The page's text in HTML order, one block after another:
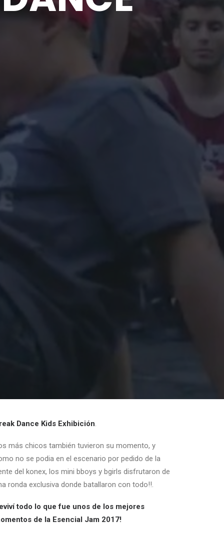
Dance Kids Exhibición.
más chicos también tuvieron su momento, y
no se podia en el escenario por pedido de la
del konex, los mini bboys y bgirls disfrutaron de
ronda exclusiva donde batallaron con todo!!.
todo lo que fue unos de los mejores
de la Esencial Jam 2017!